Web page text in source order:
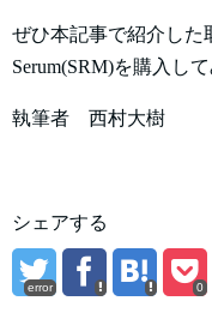
ぜひ本記事で紹介した
Serum(SRM)を購入し
執筆者 西村大樹
シェアする
error 0